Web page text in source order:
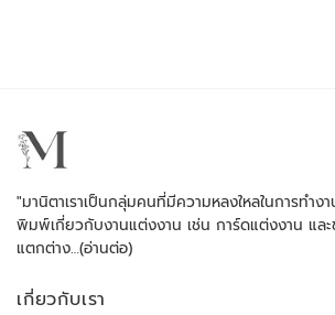
"มานิตาเราเป็นกลุ่มคนที่มีความหลงใหลในการทำง
พิมพ์เกี่ยวกับงานแต่งงาน เช่น การ์ดแต่งงาน และ
แตกต่าง…(อ่านต่อ)
เกี่ยวกับเรา